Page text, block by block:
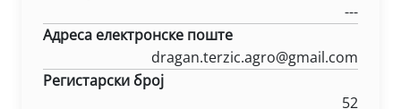
---
Адреса електронске поште
dragan.terzic.agro@gmail.com
Регистарски број
52